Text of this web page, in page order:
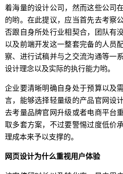
着海量的设计公司，然而这些公司
的哟。在此提议，应当首先去考察
否跟自身所处行业相契合，团队有
以及前端开发这一整套完备的人员
察、进行试稿并与之交流沟通等一
设计理念以及实际的执行能力哟。
企业要清晰明确自身处于预算以及
言，能够选择轻量级的产品官网设
去考量品牌官网升级或者电商平台
取多套方案，不过要警惕过度低价
理成本来予以支撑的。
网页设计为什么重视用户体验